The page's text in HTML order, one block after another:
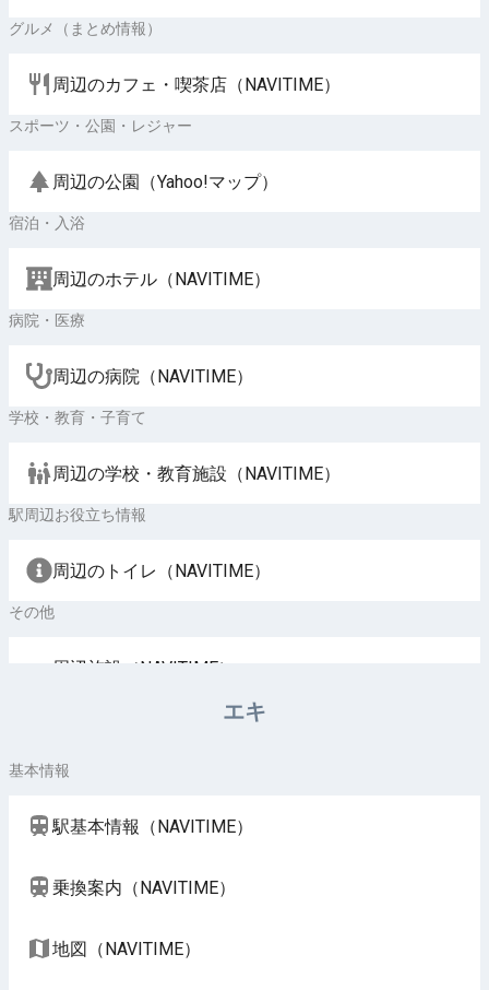
グルメ（まとめ情報）
周辺のカフェ・喫茶店（NAVITIME）
スポーツ・公園・レジャー
周辺の公園（Yahoo!マップ）
宿泊・入浴
周辺のホテル（NAVITIME）
病院・医療
周辺の病院（NAVITIME）
学校・教育・子育て
周辺の学校・教育施設（NAVITIME）
駅周辺お役立ち情報
周辺のトイレ（NAVITIME）
その他
周辺施設（NAVITIME）
エキ
基本情報
駅基本情報（NAVITIME）
乗換案内（NAVITIME）
地図（NAVITIME）